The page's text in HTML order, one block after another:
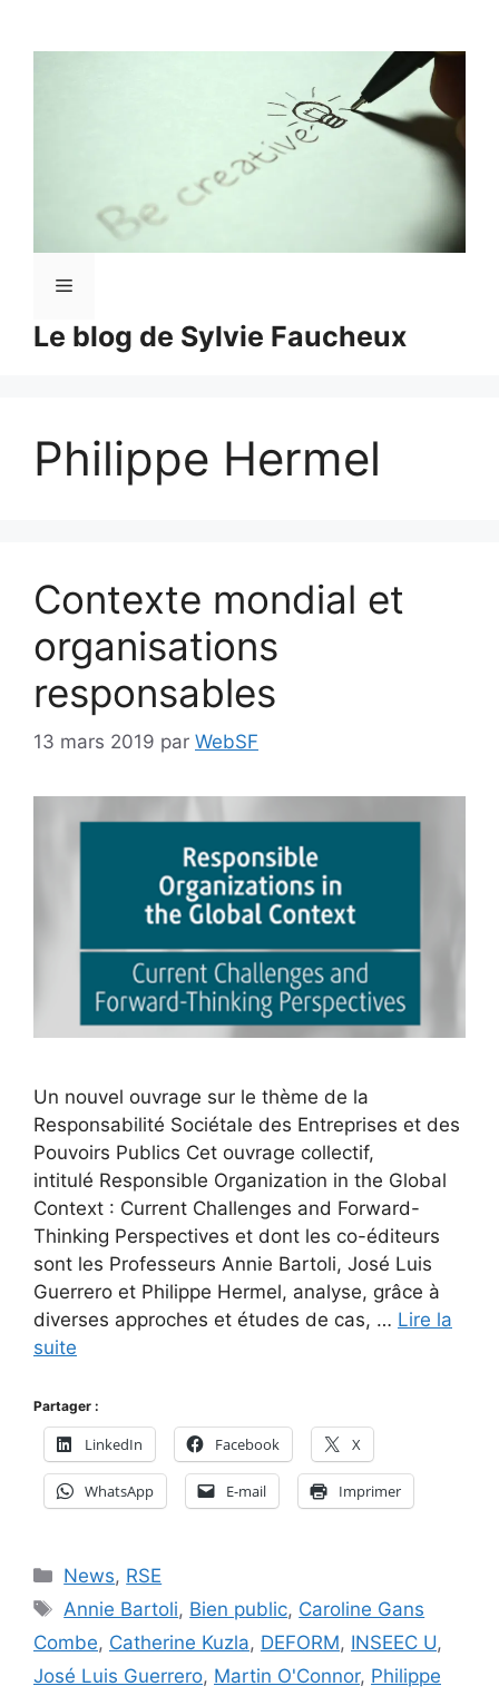
Le blog de Sylvie Faucheux
Menu
Philippe Hermel
Contexte mondial et
organisations
responsables
13 mars 2019 par WebSF
Un nouvel ouvrage sur le thème de la
Responsabilité Sociétale des Entreprises et des
Pouvoirs Publics Cet ouvrage collectif,
intitulé Responsible Organization in the Global
Context : Current Challenges and Forward-
Thinking Perspectives et dont les co-éditeurs
sont les Professeurs Annie Bartoli, José Luis
Guerrero et Philippe Hermel, analyse, grâce à
diverses approches et études de cas, … Lire la
suite
Partager :
LinkedIn Facebook X
WhatsApp E-mail Imprimer
Catégories
News, RSE
Étiquettes
Annie Bartoli, Bien public, Caroline Gans
Combe, Catherine Kuzla, DEFORM, INSEEC U,
José Luis Guerrero, Martin O'Connor, Philippe